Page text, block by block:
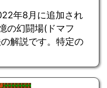
年8月に追加され
の幻闘場(ドマフ
解説です。特定の